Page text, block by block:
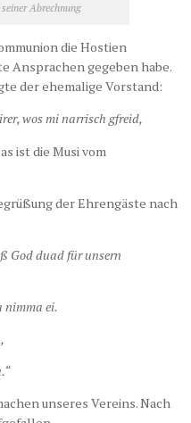
Abrechnung
die Hostien
Ansprachen gegeben habe.
der ehemalige Vorstand:
wos mi narrisch gfreid,
ist die Musi vom
der Ehrengäste nach
God duad für unsern
nimma ei.
unseres Vereins. Nach